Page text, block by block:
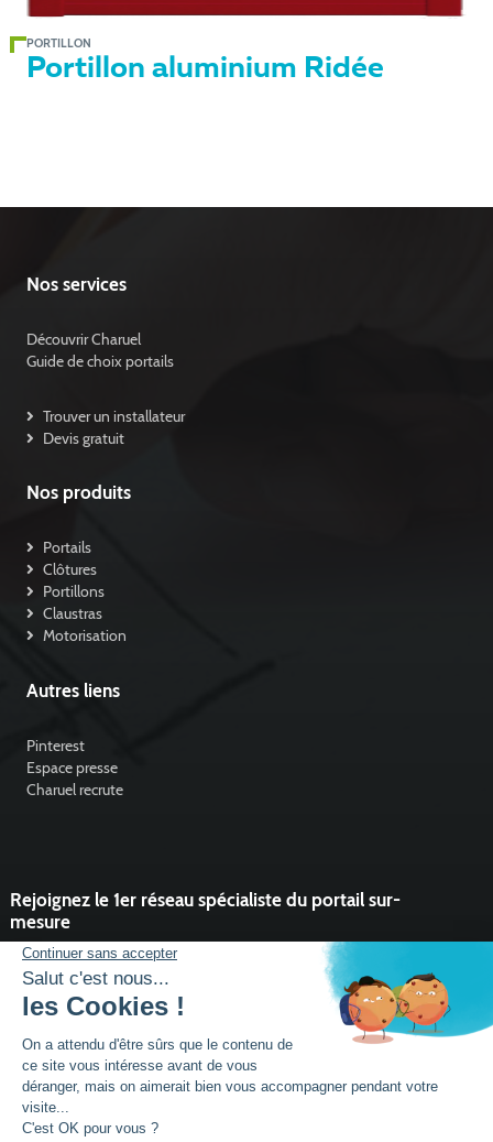
PORTILLON
Portillon aluminium Ridée
Nos services
Découvrir Charuel
Guide de choix portails
Trouver un installateur
Devis gratuit
Nos produits
Portails
Clôtures
Portillons
Claustras
Motorisation
Autres liens
Pinterest
Espace presse
Charuel recrute
Rejoignez le 1er réseau spécialiste du portail sur-
mesure
Vous souhaitez développer l'activité portail de votre entreprise ?
Rejoindre un réseau dynamique, avec un service et des outils qui
font la différence ?
DEVENIR PARTENAIRE